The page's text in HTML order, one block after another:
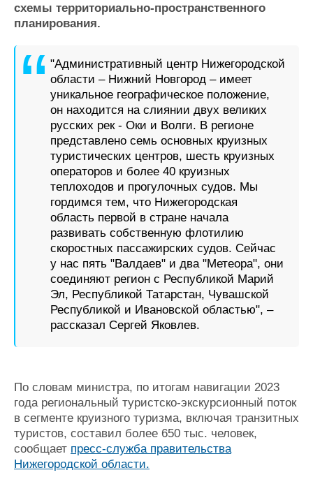
Конференции
Личности
Словарь
Форум
Отзывы
Все службы
схемы территориально-пространственного
планирования.
"Административный центр Нижегородской
области – Нижний Новгород – имеет
уникальное географическое положение,
он находится на слиянии двух великих
русских рек - Оки и Волги. В регионе
представлено семь основных круизных
туристических центров, шесть круизных
операторов и более 40 круизных
теплоходов и прогулочных судов. Мы
гордимся тем, что Нижегородская
область первой в стране начала
развивать собственную флотилию
скоростных пассажирских судов. Сейчас
у нас пять "Валдаев" и два "Метеора", они
соединяют регион с Республикой Марий
Эл, Республикой Татарстан, Чувашской
Республикой и Ивановской областью", –
рассказал Сергей Яковлев.
По словам министра, по итогам навигации 2023
года региональный туристско-экскурсионный поток
в сегменте круизного туризма, включая транзитных
туристов, составил более 650 тыс. человек,
сообщает пресс-служба правительства
Нижегородской области.